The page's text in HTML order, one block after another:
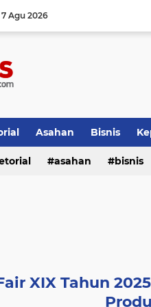
7 Agu 2026
Asahan Bisnis
asahan bisnis
XIX Tahun